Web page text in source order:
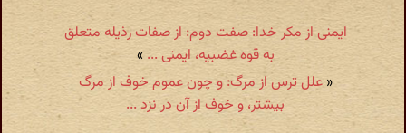
ایمنی از مکر خدا: صفت دوم: از صفات رذیله متعلق
به قوه غضبیه، ایمنی ... »
«علل ترس از مرگ: و چون عموم خوف از مرگ
بیشتر، و خوف از آن در نزد ...